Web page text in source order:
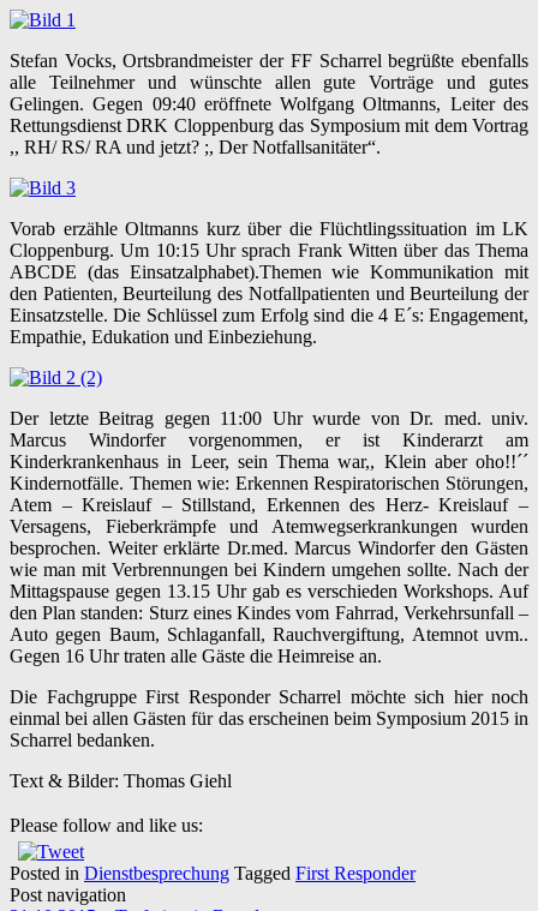
Stefan Vocks, Ortsbrandmeister der FF Scharrel begrüßte ebenfalls
alle Teilnehmer und wünschte allen gute Vorträge und gutes
Gelingen. Gegen 09:40 eröffnete Wolfgang Oltmanns, Leiter des
Rettungsdienst DRK Cloppenburg das Symposium mit dem Vortrag
,, RH/ RS/ RA und jetzt? ;, Der Notfallsanitäter“.
Vorab erzähle Oltmanns kurz über die Flüchtlingssituation im LK
Cloppenburg. Um 10:15 Uhr sprach Frank Witten über das Thema
ABCDE (das Einsatzalphabet).Themen wie Kommunikation mit
den Patienten, Beurteilung des Notfallpatienten und Beurteilung der
Einsatzstelle. Die Schlüssel zum Erfolg sind die 4 E´s: Engagement,
Empathie, Edukation und Einbeziehung.
Der letzte Beitrag gegen 11:00 Uhr wurde von Dr. med. univ.
Marcus Windorfer vorgenommen, er ist Kinderarzt am
Kinderkrankenhaus in Leer, sein Thema war,, Klein aber oho!!´´
Kindernotfälle. Themen wie: Erkennen Respiratorischen Störungen,
Atem – Kreislauf – Stillstand, Erkennen des Herz- Kreislauf –
Versagens, Fieberkrämpfe und Atemwegserkrankungen wurden
besprochen. Weiter erklärte Dr.med. Marcus Windorfer den Gästen
wie man mit Verbrennungen bei Kindern umgehen sollte. Nach der
Mittagspause gegen 13.15 Uhr gab es verschieden Workshops. Auf
den Plan standen: Sturz eines Kindes vom Fahrrad, Verkehrsunfall –
Auto gegen Baum, Schlaganfall, Rauchvergiftung, Atemnot uvm..
Gegen 16 Uhr traten alle Gäste die Heimreise an.
Die Fachgruppe First Responder Scharrel möchte sich hier noch
einmal bei allen Gästen für das erscheinen beim Symposium 2015 in
Scharrel bedanken.
Text & Bilder: Thomas Giehl
Please follow and like us:
Posted in Dienstbesprechung Tagged First Responder
Post navigation